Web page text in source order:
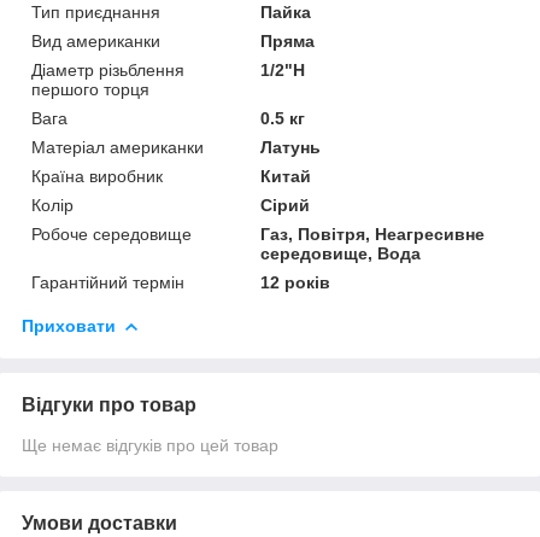
Тип приєднання
Пайка
Вид американки
Пряма
Діаметр різьблення
першого торця
1/2"Н
Вага
0.5 кг
Матеріал американки
Латунь
Країна виробник
Китай
Колір
Сірий
Робоче середовище
Газ, Повітря, Неагресивне
середовище, Вода
Гарантійний термін
12 років
Приховати
Відгуки про товар
Ще немає відгуків про цей товар
Умови доставки